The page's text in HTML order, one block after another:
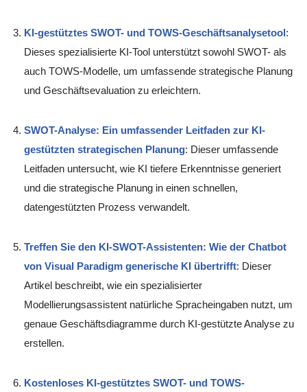
KI-gestütztes SWOT- und TOWS-Geschäftsanalysetool:
Dieses spezialisierte KI-Tool unterstützt sowohl SWOT- als
auch TOWS-Modelle, um umfassende strategische Planung
und Geschäftsevaluation zu erleichtern.
SWOT-Analyse: Ein umfassender Leitfaden zur KI-
gestützten strategischen Planung: Dieser umfassende
Leitfaden untersucht, wie KI tiefere Erkenntnisse generiert
und die strategische Planung in einen schnellen,
datengestützten Prozess verwandelt.
Treffen Sie den KI-SWOT-Assistenten: Wie der Chatbot
von Visual Paradigm generische KI übertrifft: Dieser
Artikel beschreibt, wie ein spezialisierter
Modellierungsassistent natürliche Spracheingaben nutzt, um
genaue Geschäftsdiagramme durch KI-gestützte Analyse zu
erstellen.
Kostenloses KI-gestütztes SWOT- und TOWS-